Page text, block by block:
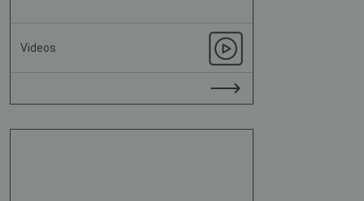
Videos